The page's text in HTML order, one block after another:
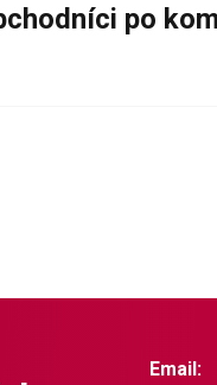
po
Email: